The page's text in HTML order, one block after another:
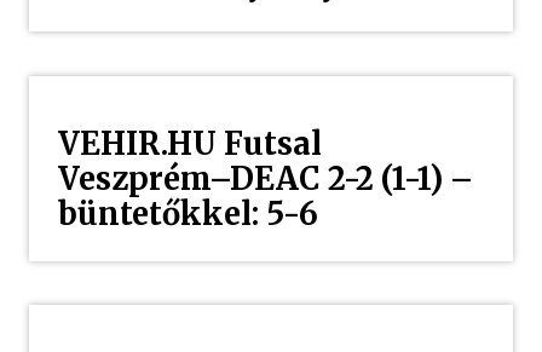
VEHIR.HU Futsal
Veszprém–DEAC 2-2 (1-1) –
büntetőkkel: 5-6